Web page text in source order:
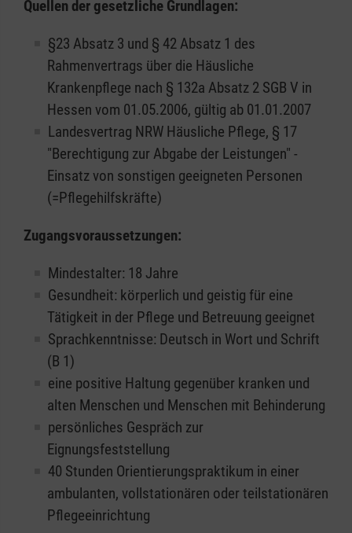
Quellen der gesetzliche Grundlagen:
§23 Absatz 3 und § 42 Absatz 1 des
Rahmenvertrags über die Häusliche
Krankenpflege nach § 132a Absatz 2 SGB V in
Hessen vom 01.05.2006, gültig ab 01.01.2007
Landesvertrag NRW Häusliche Pflege, § 17
"Berechtigung zur Abgabe der Leistungen" -
Einsatz von sonstigen geeigneten Personen
(=Pflegehilfskräfte)
Zugangsvoraussetzungen:
Mindestalter: 18 Jahre
Gesundheit: körperlich und geistig für eine
Tätigkeit in der Pflege und Betreuung geeignet
Sprachkenntnisse: Deutsch in Wort und Schrift
(B 1)
eine positive Haltung gegenüber kranken und
alten Menschen und Menschen mit Behinderung
persönliches Gespräch zur
Eignungsfeststellung
40 Stunden Orientierungspraktikum in einer
ambulanten, vollstationären oder teilstationären
Pflegeeinrichtung